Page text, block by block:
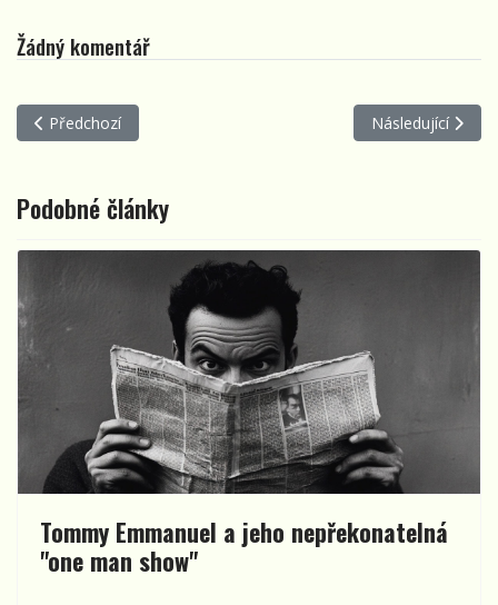
Žádný komentář
Předchozí článek: HuSoBrKo 2026, aneb Když děti chtějí zpívat
Předchozí Další článek:
Následující
Podobné články
Tommy Emmanuel a jeho nepřekonatelná
"one man show"